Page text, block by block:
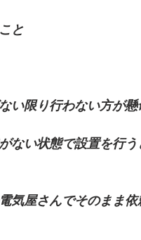
と
り行わない方が懸
状態で設置を行う
さんでそのまま依